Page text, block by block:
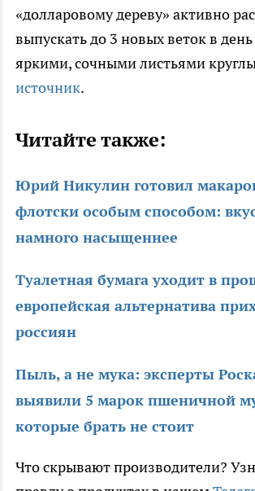
«долларовому дереву» активно
выпускать до 3 новых веток в
яркими, сочными листьями
источник.
Читайте также:
Юрий Никулин готовил
флотски особым способом:
намного насыщеннее
Туалетная бумага уходит в
европейская альтернатива
россиян
Пыль, а не мука: эксперты
выявили 5 марок пшеничной
которые брать не стоит
Что скрывают производители?